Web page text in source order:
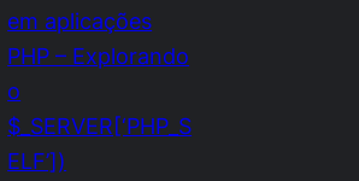
em aplicações
PHP – Explorando
o
$_SERVER[‘PHP_S
ELF’])